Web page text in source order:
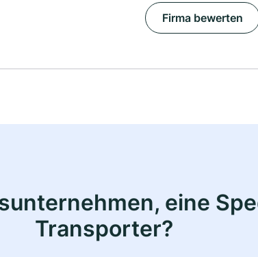
Firma bewerten
eine
Transporter?